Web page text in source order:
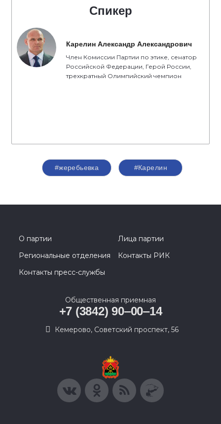
Спикер
Карелин Александр Александрович
Член Комиссии Партии по этике, сенатор
Российской Федерации, Герой России,
трехкратный Олимпийский чемпион
#жеребьевка #Карелин
О партии
Лица партии
Региональные отделения
Контакты РИК
Контакты пресс-службы
Общественная приемная
+7 (3842) 90‒00‒14
​Кемерово, Советский проспект, 56